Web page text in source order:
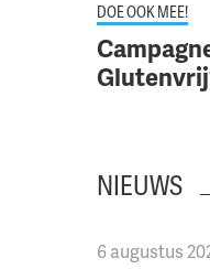
DOE OOK MEE!
NIEUWS
6 augustus